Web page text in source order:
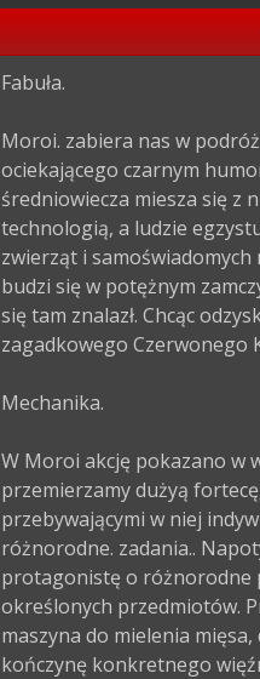
Fabuła.
Moroi. zabiera nas w
ociekającego czarnym
średniowiecza miesza się z
technologią, a ludzie
zwierząt i samoświadomych
budzi się w potężnym
się tam znalazł. Chcąc
zagadkowego Czerwonego
Mechanika.
W Moroi akcję pokazano w
przemierzamy dużyą
przebywającymi w niej
różnorodne. zadania..
protagonistę o różnorodne
określonych przedmiotów.
maszyna do mielenia
kończynę konkretnego